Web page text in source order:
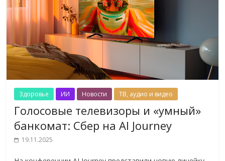
Здоровье ИИ Новости ТВ, аудио и видео
Голосовые телевизоры и «умный»
банкомат: Сбер на AI Journey
19.11.2025